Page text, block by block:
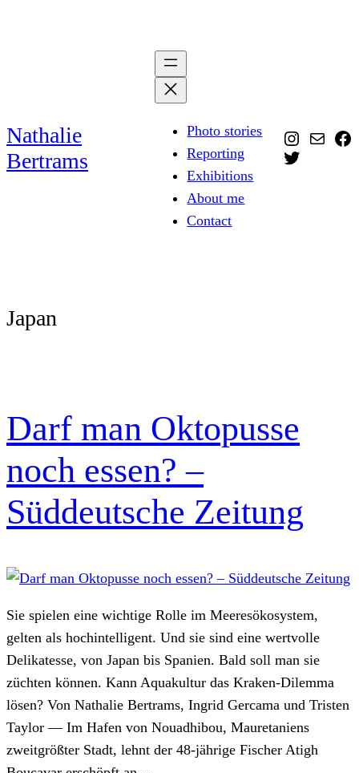
Nathalie
Bertrams
Photo stories
Reporting
Exhibitions
About me
Contact
Instagram
Mail
Twitter
Japan
Darf man Oktopusse
noch essen? –
Süddeutsche Zeitung
Sie spielen eine wichtige Rolle im Meeresökosystem,
gelten als hochintelligent. Und sie sind eine wertvolle
Delikatesse, von Japan bis Spanien. Bald soll man sie
züchten können. Kann Aquakultur das Kraken-Dilemma
lösen? Von Nathalie Bertrams, Ingrid Gercama und Tristen
Taylor — Im Hafen von Nouadhibou, Mauretaniens
zweitgrößter Stadt, lehnt der 48-jährige Fischer Atigh